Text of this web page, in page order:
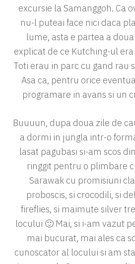
excursie la Samanggoh. Ca
nu-l puteai face nici daca
lume, asta e partea a
explicat de ce Kutching-ul
Toti erau in parc cu gand rau
Asa ca, pentru orice
programare in avans si un
Buuuun, dupa doua zile de
a dormi in jungla intr-o
lasat pagubasi si-am scos
ringgit pentru o plimbare
Sarawak cu promisiuni
proboscis, si crocodili, si
fireflies, si maimute silver
locului 🙂 Mai, si i-am vazut
mai bucurat, mai ales ca
cunoscator al locului si am